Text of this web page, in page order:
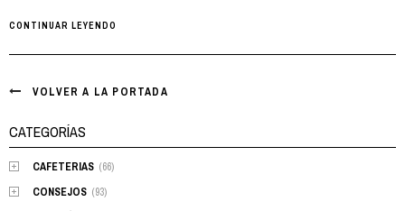
CONTINUAR LEYENDO
VOLVER A LA PORTADA
CATEGORÍAS
CAFETERIAS (66)
CONSEJOS (93)